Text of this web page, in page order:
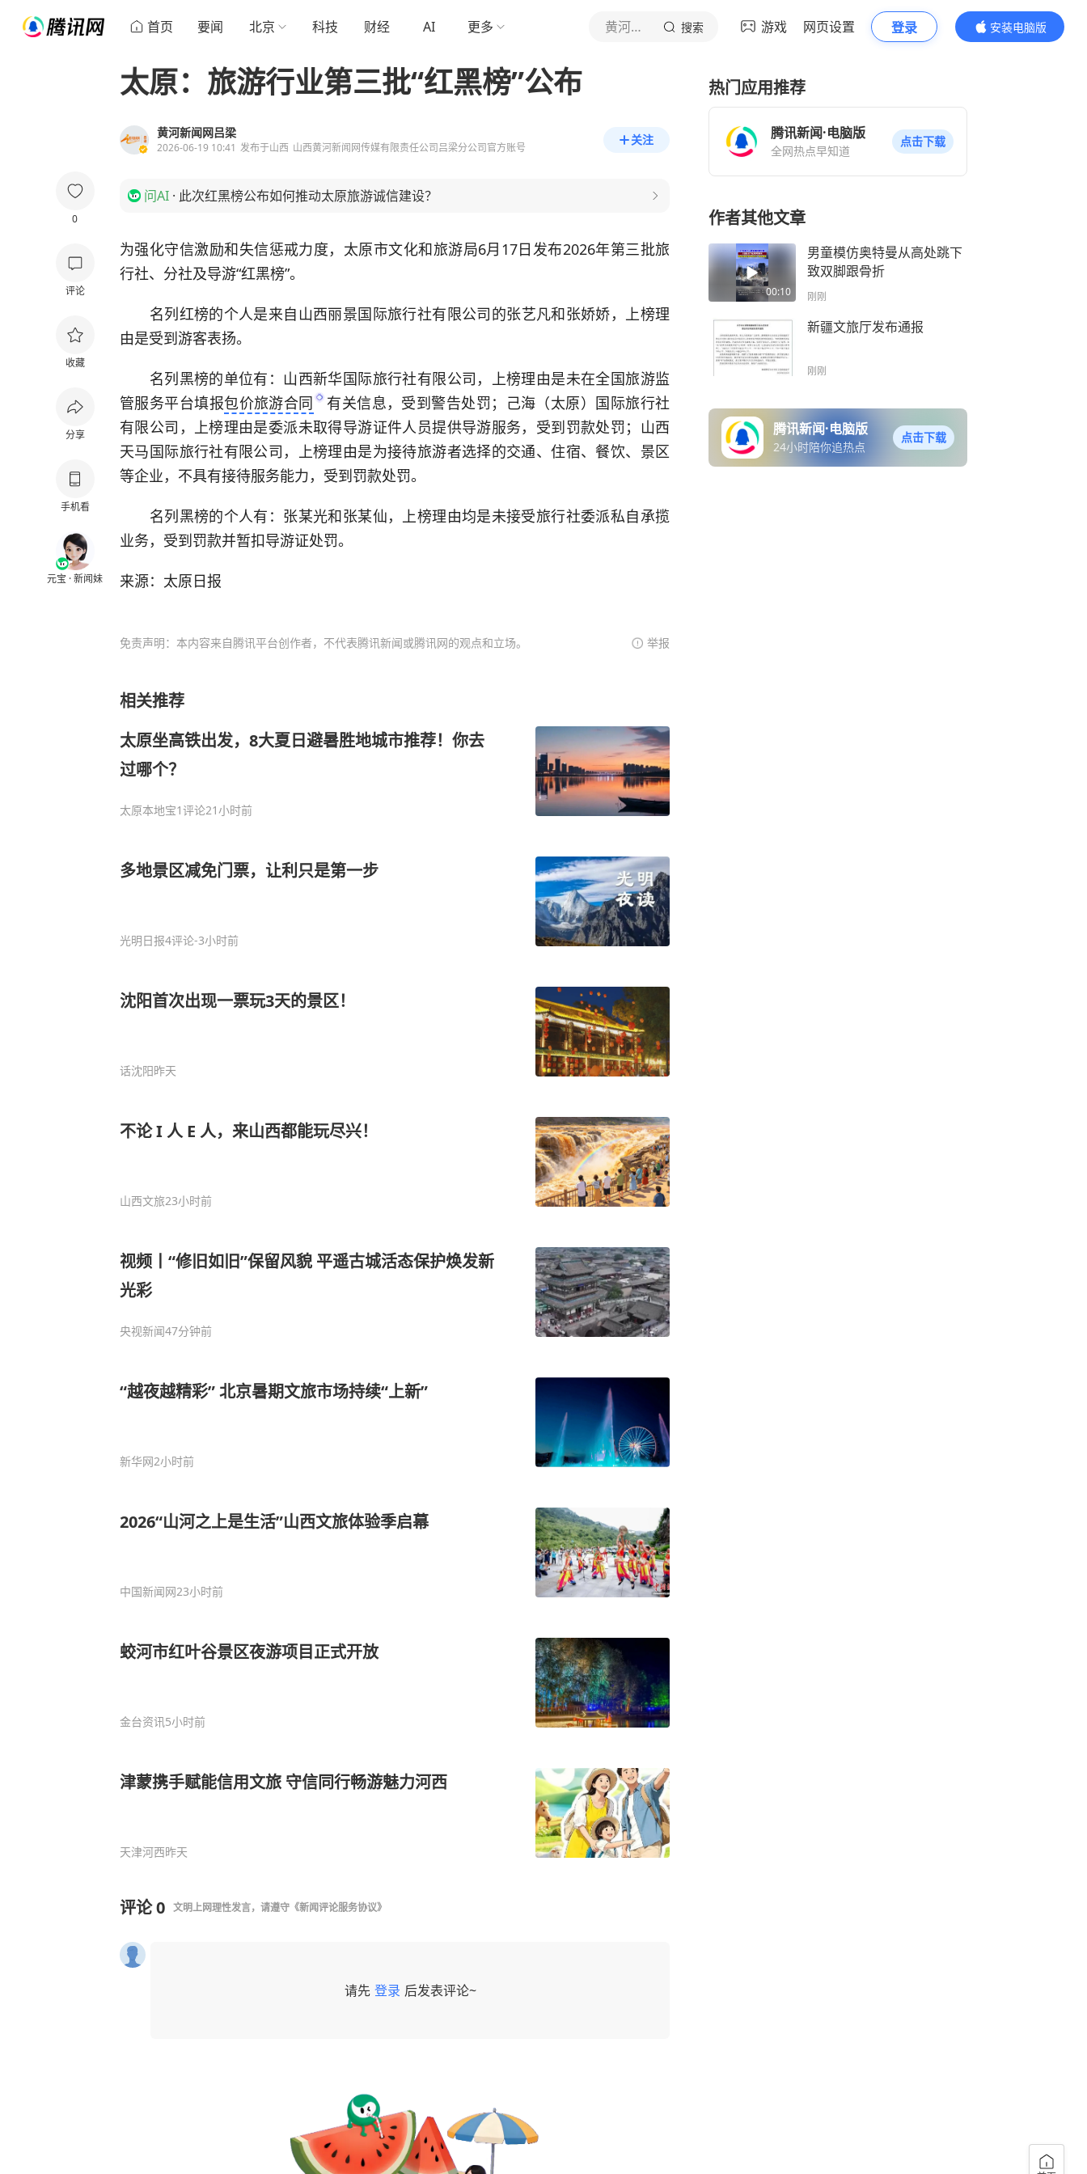
首页 要闻 北京 科技 财经 AI 更多 黄河新闻网吕梁 搜索 游戏 网页设置 登录
安装电脑版
内容更精彩
0
评论
收藏
分享
手机看
元宝 · 新闻妹
太原：旅游行业第三批“红黑榜”公布
黄河新闻网吕梁
2026-06-19 10:41 发布于山西 山西黄河新闻网传媒有限责任公司吕梁分公司官方账号
关注
问AI · 此次红黑榜公布如何推动太原旅游诚信建设？
为强化守信激励和失信惩戒力度，太原市文化和旅游局6月17日发布2026年第三批旅
行社、分社及导游“红黑榜”。
名列红榜的个人是来自山西丽景国际旅行社有限公司的张艺凡和张娇娇，上榜理
由是受到游客表扬。
名列黑榜的单位有：山西新华国际旅行社有限公司，上榜理由是未在全国旅游监
管服务平台填报包价旅游合同
有关信息，受到警告处罚；己海（太原）国际旅行社
有限公司，上榜理由是委派未取得导游证件人员提供导游服务，受到罚款处罚；山西
天马国际旅行社有限公司，上榜理由是为接待旅游者选择的交通、住宿、餐饮、景区
等企业，不具有接待服务能力，受到罚款处罚。
名列黑榜的个人有：张某光和张某仙，上榜理由均是未接受旅行社委派私自承揽
业务，受到罚款并暂扣导游证处罚。
来源：太原日报
免责声明：本内容来自腾讯平台创作者，不代表腾讯新闻或腾讯网的观点和立场。 举报
相关推荐
太原坐高铁出发，8大夏日避暑胜地城市推荐！你去
过哪个？
太原本地宝1评论21小时前
多地景区减免门票，让利只是第一步
光明日报4评论-3小时前
沈阳首次出现一票玩3天的景区！
话沈阳昨天
不论 I 人 E 人，来山西都能玩尽兴！
山西文旅23小时前
视频丨“修旧如旧”保留风貌 平遥古城活态保护焕发新
光彩
央视新闻47分钟前
“越夜越精彩” 北京暑期文旅市场持续“上新”
新华网2小时前
2026“山河之上是生活”山西文旅体验季启幕
中国新闻网23小时前
蛟河市红叶谷景区夜游项目正式开放
金台资讯5小时前
津蒙携手赋能信用文旅 守信同行畅游魅力河西
天津河西昨天
评论0 文明上网理性发言，请遵守 《新闻评论服务协议》
请先 登录 后发表评论~
热门应用推荐
腾讯新闻·电脑版
全网热点早知道
点击下载
作者其他文章
00:10
男童模仿奥特曼从高处跳下
致双脚跟骨折
刚刚
新疆文旅厅发布通报
刚刚
腾讯新闻·电脑版
24小时陪你追热点
点击下载